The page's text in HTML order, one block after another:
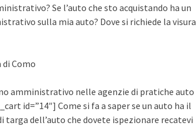
Se l’auto che sto acquistando ha un
sulla mia auto? Dove si richiede la visura
Como
amministrativo nelle agenzie di pratiche auto
id=”14″] Come si fa a saper se un auto ha il
dell’auto che dovete ispezionare recatevi